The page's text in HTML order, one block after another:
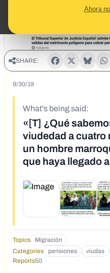
Ahora no
SHARE:
9/30/19
What's being said:
«[T] ¿Qué
viudedad a cuatro
un hombre
que haya llegado
dividió entre
Topics Migración
Categories
pensiones viudas
Reports50